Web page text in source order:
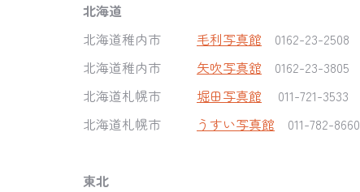
北海道
北海道稚内市 毛利写真館
0162-23-2508
北海道稚内市 矢吹写真舘
0162-23-3805
北海道札幌市 堀田写真館
011-721-3533
北海道札幌市
うすい写真館 011-782-8660
東北